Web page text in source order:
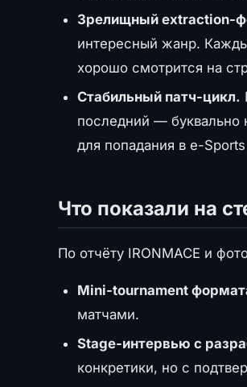
Зрелищный extraction-
интересный жанр.
хорошо смотрится на
Стабильный патч-цикл.
последний — буквально
для попадания в e-
Что показали на
По отчёту IRONMACE и
Mini-tournament
матчами.
Stage-интервью с
конкретики, но с